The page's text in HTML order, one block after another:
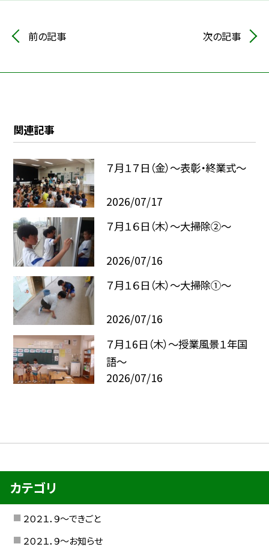
前の記事 次の記事
関連記事
７月１７日（金）～表彰・終業式～
2026/07/17
７月１６日（木）～大掃除②～
2026/07/16
７月１６日（木）～大掃除①～
2026/07/16
７月１6日（木）～授業風景１年国
語～
2026/07/16
カテゴリ
２０２１．９〜できごと
２０２１．９〜お知らせ